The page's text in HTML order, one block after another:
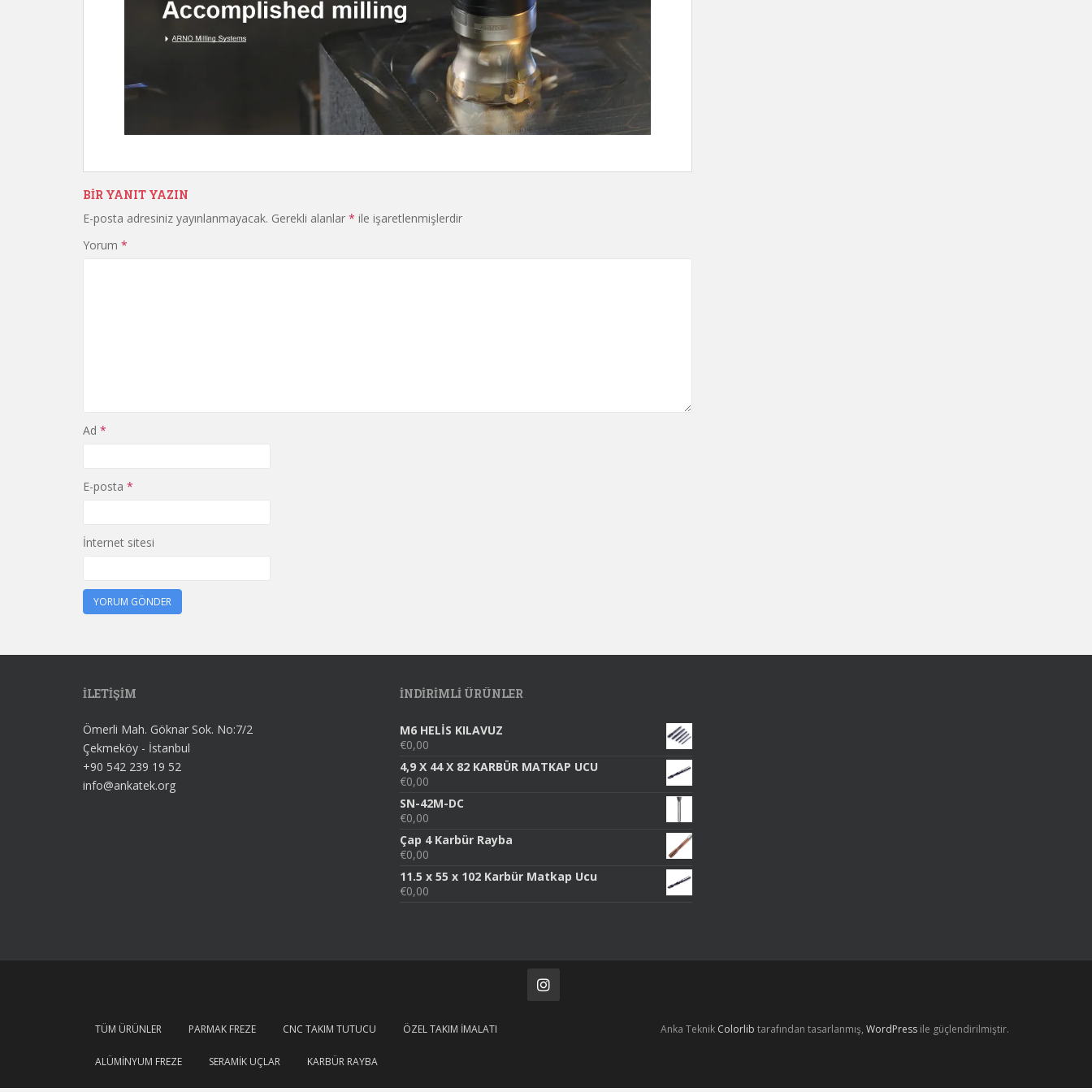
BIR YANIT YAZIN
E-posta adresiniz yayınlanmayacak. Gerekli alanlar * ile işaretlenmişlerdir
Yorum *
Ad *
E-posta *
İnternet sitesi
İLETİŞİM
Ömerli Mah. Göknar Sok. No:7/2
Çekmeköy - İstanbul
+90 542 239 19 52
info@ankatek.org
INDIRIMLI ÜRÜNLER
M6 HELİS KILAVUZ
€0,00
4,9 X 44 X 82 KARBÜR MATKAP UCU
€0,00
SN-42M-DC
€0,00
Çap 4 Karbür Rayba
€0,00
11.5 x 55 x 102 Karbür Matkap Ucu
€0,00
TÜM ÜRÜNLER PARMAK FREZE CNC TAKIM TUTUCU ÖZEL TAKIM İMALATI
ALÜMINYUM FREZE SERAMIK UÇLAR KARBÜR RAYBA
Anka Teknik Colorlib tarafından tasarlanmış, WordPress ile güçlendirilmiştir.